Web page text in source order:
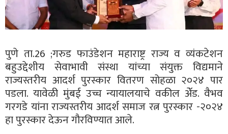
पुणे ता.26 ;गरुड फाउंडेशन महाराष्ट्र राज्य व व्यंकटेशन
बहुउद्देशीय सेवाभावी संस्था यांच्या संयुक्त विद्यमाने
राज्यस्तरीय आदर्श पुरस्कार वितरण सोहळा २०२४ पार
पडला. यावेळी मुंबई उच्च न्यायालयाचे वकील अेॅड. वैभव
गरगडे यांना राज्यस्तरीय आदर्श समाज रत्न पुरस्कार -२०२४
हा पुरस्कार देऊन गौरविण्यात आले.